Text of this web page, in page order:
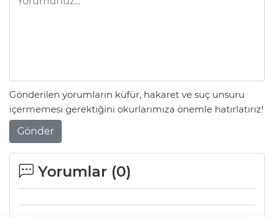
Gönderilen yorumların küfür, hakaret ve suç unsuru
içermemesi gerektiğini okurlarımıza önemle hatırlatırız!
Gönder
Yorumlar (0)